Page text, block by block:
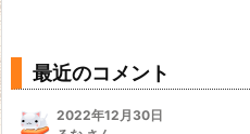
最近のコメント
2022年12月30日